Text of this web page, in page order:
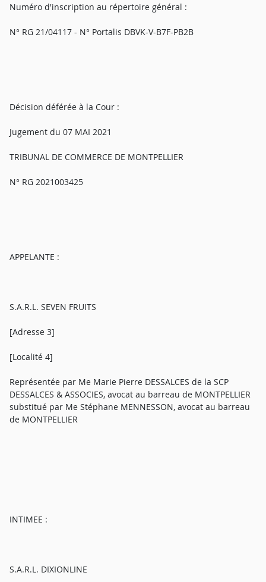
Numéro d'inscription au répertoire général :
N° RG 21/04117 - N° Portalis DBVK-V-B7F-PB2B
Décision déférée à la Cour :
Jugement du 07 MAI 2021
TRIBUNAL DE COMMERCE DE MONTPELLIER
N° RG 2021003425
APPELANTE :
S.A.R.L. SEVEN FRUITS
[Adresse 3]
[Localité 4]
Représentée par Me Marie Pierre DESSALCES de la SCP
DESSALCES & ASSOCIES, avocat au barreau de MONTPELLIER
substitué par Me Stéphane MENNESSON, avocat au barreau
de MONTPELLIER
INTIMEE :
S.A.R.L. DIXIONLINE